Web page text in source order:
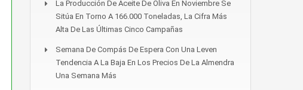
La Producción De Aceite De Oliva En Noviembre Se
Sitúa En Torno A 166.000 Toneladas, La Cifra Más
Alta De Las Últimas Cinco Campañas
Semana De Compás De Espera Con Una Leven
Tendencia A La Baja En Los Precios De La Almendra
Una Semana Más